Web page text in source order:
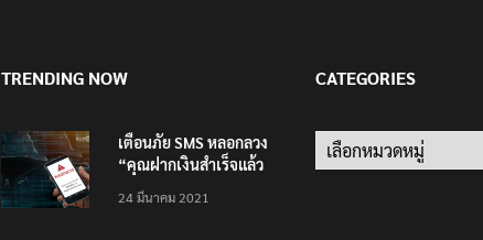
TRENDING NOW
เตือนภัย SMS หลอกลวง
“คุณฝากเงินสำเร็จแล้ว
200,000 บาท”
24 มีนาคม 2021
CATEGORIES
Categories